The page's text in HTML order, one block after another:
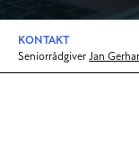
KONTAKT
Seniorrådgiver Jan